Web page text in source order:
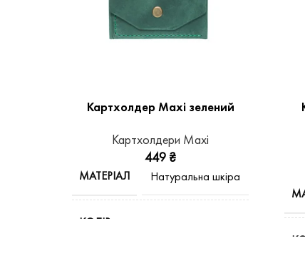
Картхолдер Maxi зелений
Картхолдери Maxi
449 ₴
МАТЕРІАЛ Натуральна шкіра
КОЛІР